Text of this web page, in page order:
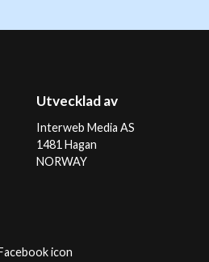
Utvecklad av
Interweb Media AS
1481 Hagan
NORWAY